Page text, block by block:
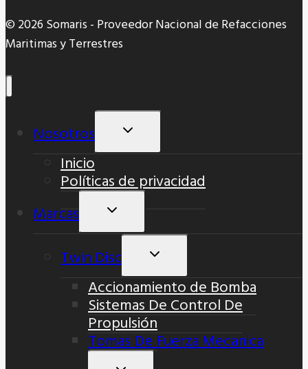
© 2026 Somaris - Proveedor Nacional de Refacciones
Maritimas y Terrestres
Nosotros
Alternar
Inicio
Políticas de privacidad
Marcas
Alternar
Hijo
Twin Disc
Alternar
Hijo
Accionamiento de Bomba
Sistemas De Control De
Propulsión
Tomas De Fuerza Mecanica